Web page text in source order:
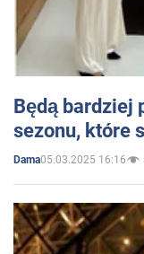
Będą bardziej
sezonu, które
Dama05.03.2025 16:16